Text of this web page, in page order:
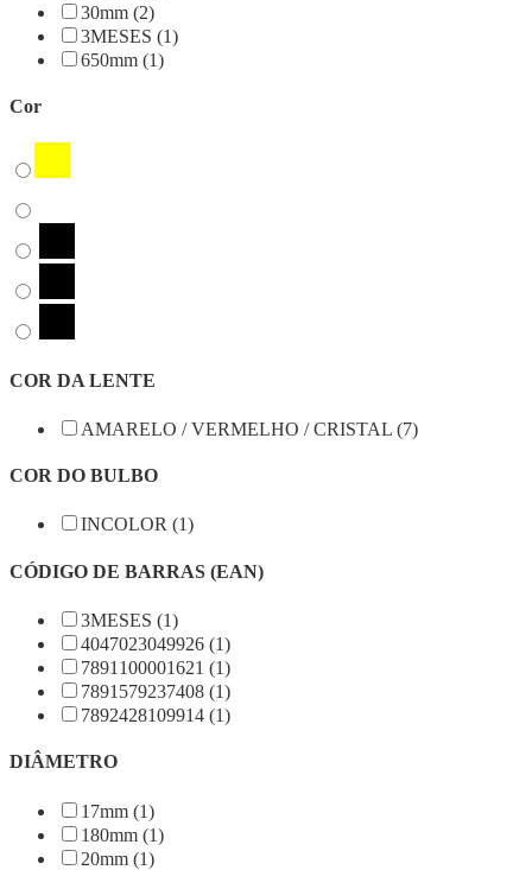
30mm (2)
3MESES (1)
650mm (1)
Cor
COR DA LENTE
AMARELO / VERMELHO / CRISTAL (7)
COR DO BULBO
INCOLOR (1)
CÓDIGO DE BARRAS (EAN)
3MESES (1)
4047023049926 (1)
7891100001621 (1)
7891579237408 (1)
7892428109914 (1)
DIÂMETRO
17mm (1)
180mm (1)
20mm (1)